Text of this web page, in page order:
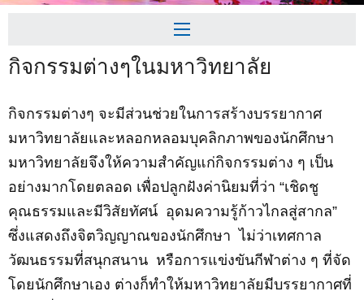
กิจกรรมต่างๆในมหาวิทยาลัย
กิจกรรมต่างๆ จะมีส่วนช่วยในการสร้างบรรยากาศ
มหาวิทยาลัยและหลอกหลอมบุคลิกภาพของนักศึกษา
มหาวิทยาลัยจึงให้ความสำคัญแก่กิจกรรมต่าง ๆ เป็น
อย่างมากโดยตลอด เพื่อปลูกฝังค่านิยมที่ว่า “เชิดชู
คุณธรรมและมีวิสัยทัศน์ อุดมความรู้ก้าวไกลสู่สากล”
ซึ่งแสดงถึงจิตวิญญาณของนักศึกษา ไม่ว่าเทศกาล
วัฒนธรรมที่สนุกสนาน หรือการแข่งขันกีฬาต่าง ๆ ที่จัด
โดยนักศึกษาเอง ต่างก็ทำให้มหาวิทยาลัยมีบรรยากาศที่